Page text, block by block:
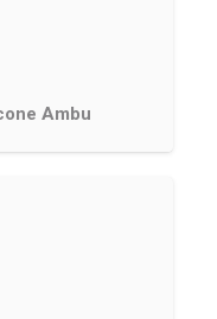
Ambu